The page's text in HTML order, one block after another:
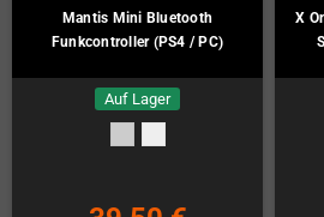
Mantis Mini Bluetooth
Funkcontroller (PS4 / PC)
Auf Lager
X